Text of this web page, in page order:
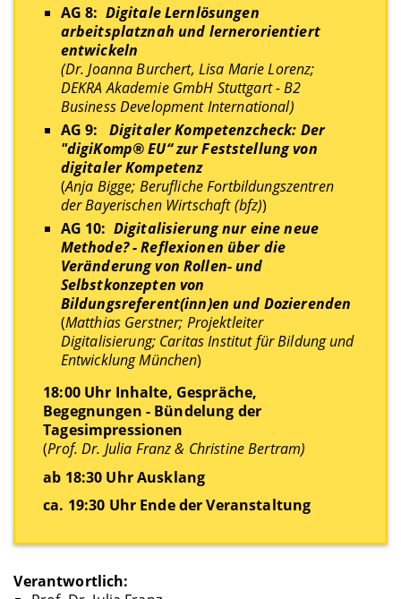
AG 8: Digitale Lernlösungen
arbeitsplatznah und lernerorientiert
entwickeln
(Dr. Joanna Burchert, Lisa Marie Lorenz;
DEKRA Akademie GmbH Stuttgart - B2
Business Development International)
AG 9:
Digitaler Kompetenzcheck: Der
"digiKomp® EU“ zur Feststellung von
digitaler Kompetenz
(Anja Bigge; Berufliche Fortbildungszentren
der Bayerischen Wirtschaft (bfz))
AG 10: Digitalisierung nur eine neue
Methode? - Reflexionen über die
Veränderung von Rollen- und
Selbstkonzepten von
Bildungsreferent(inn)en und Dozierenden
(Matthias Gerstner; Projektleiter
Digitalisierung; Caritas Institut für Bildung und
Entwicklung München)
18:00 Uhr Inhalte, Gespräche,
Begegnungen - Bündelung der
Tagesimpressionen
(Prof. Dr. Julia Franz & Christine Bertram)
ab 18:30 Uhr Ausklang
ca. 19:30 Uhr Ende der Veranstaltung
Verantwortlich: